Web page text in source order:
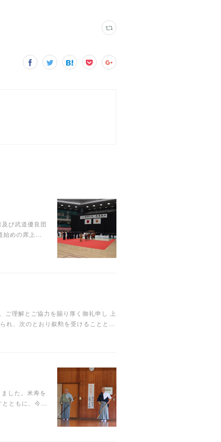
び武道優良団
始めの席上…
ご理解とご協力を賜り厚く御礼申し 上
れ、次のとおり叙勲を受けることと…
した。米寿を
ともに、今…